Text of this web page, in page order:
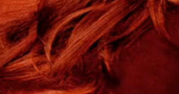
PARTICULARITES CD
Mention au verso : “CD 2 – Versions
Instrumentales” et des mentions légales
2021.